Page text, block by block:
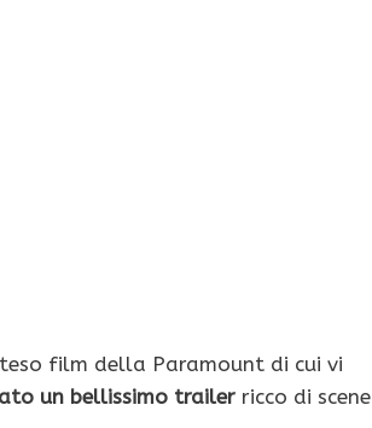
film della Paramount di cui vi
un bellissimo trailer ricco di scene